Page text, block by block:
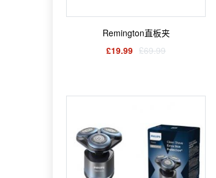
Remington直板夹
£19.99 £69.99